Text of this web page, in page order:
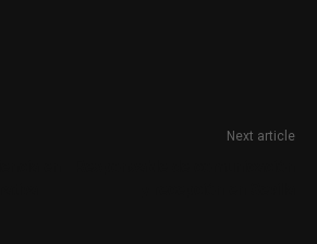
Next article